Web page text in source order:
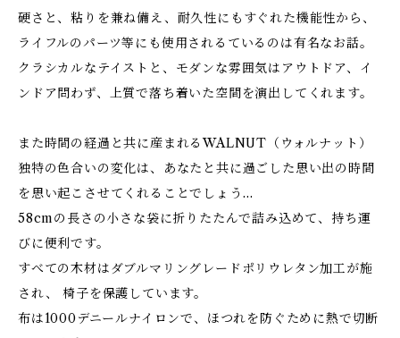
硬さと、粘りを兼ね備え、耐久性にもすぐれた機能性から、
ライフルのパーツ等にも使用されるているのは有名なお話。
クラシカルなテイストと、モダンな雰囲気はアウトドア、イ
ンドア問わず、上質で落ち着いた空間を演出してくれます。
また時間の経過と共に産まれるWALNUT（ウォルナット）
独特の色合いの変化は、あなたと共に過ごした思い出の時間
を思い起こさせてくれることでしょう…
58cmの長さの小さな袋に折りたたんで詰み込めて、持ち運
びに便利です。
すべての木材はダブルマリングレードポリウレタン加工が施
され、 椅子を保護しています。
布は1000デニールナイロンで、ほつれを防ぐために熱で切断